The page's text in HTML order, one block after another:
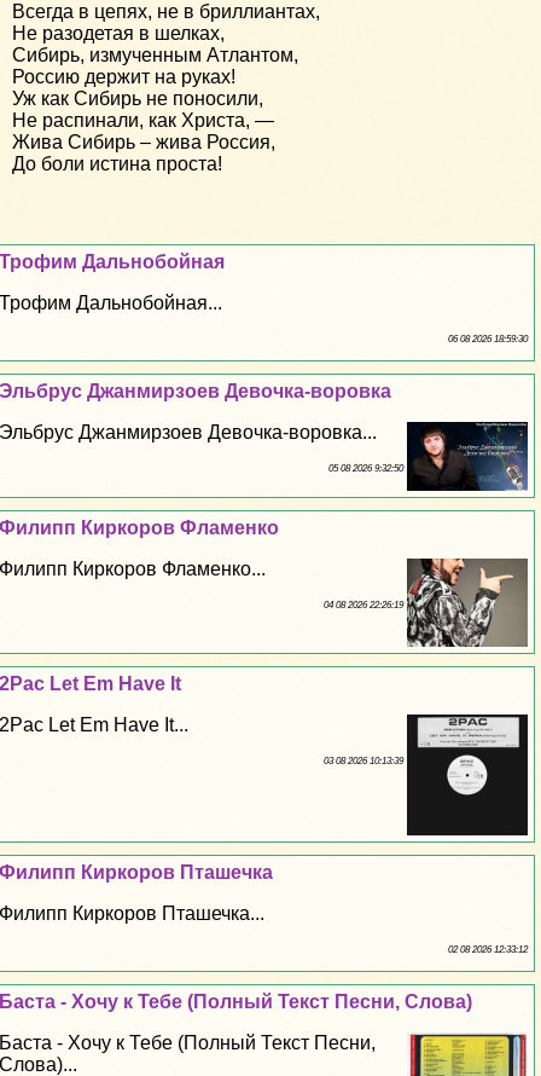
Всегда в цепях, не в бриллиантах,
Не разодетая в шелках,
Сибирь, измученным Атлантом,
Россию держит на руках!
Уж как Сибирь не поносили,
Не распинали, как Христа, —
Жива Сибирь – жива Россия,
До боли истина проста!
Трофим Дальнобойная
Трофим Дальнобойная...
06 08 2026 18:59:30
Эльбрус Джанмирзоев Дeвoчка-воровка
Эльбрус Джанмирзоев Дeвoчка-воровка...
05 08 2026 9:32:50
Филипп Киркоров Фламенко
Филипп Киркоров Фламенко...
04 08 2026 22:26:19
2Pac Let Em Have It
2Pac Let Em Have It...
03 08 2026 10:13:39
Филипп Киркоров Пташечка
Филипп Киркоров Пташечка...
02 08 2026 12:33:12
Баста - Хочу к Тебе (Полный Текст Песни, Слова)
Баста - Хочу к Тебе (Полный Текст Песни,
Слова)...